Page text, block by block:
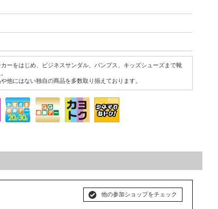
ーをはじめ、ビジネスサンダル、パンプス、キッズシューズまで靴
他にはない独自の商品を多数取り揃えております。
他の参加ショップをチェック